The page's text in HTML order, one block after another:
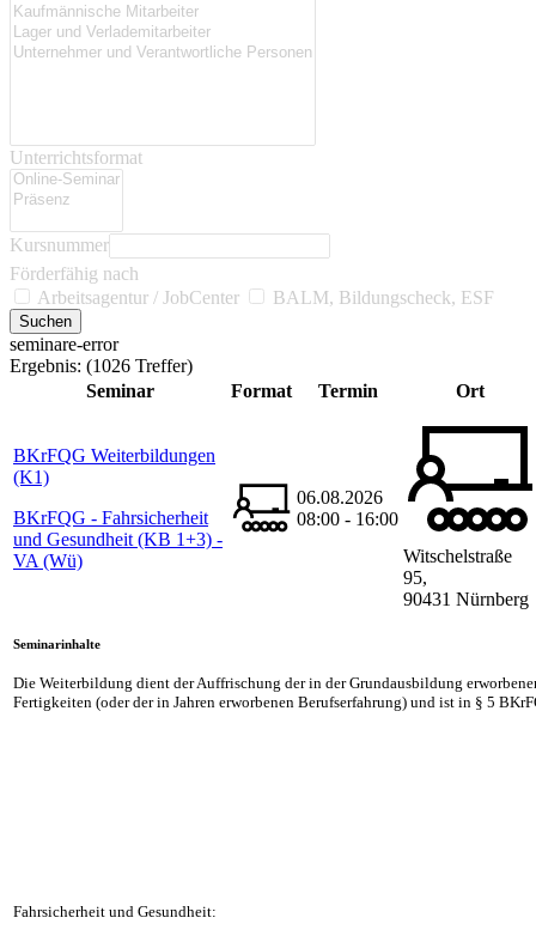
Unterrichtsformat
Kursnummer
Förderfähig nach
Arbeitsagentur / JobCenter
BALM, Bildungscheck, ESF
seminare-error
Ergebnis: (1026 Treffer)
Seminar
Format Termin Ort
BKrFQG Weiterbildungen
(K1)
BKrFQG - Fahrsicherheit
und Gesundheit (KB 1+3) -
VA (Wü)
06.08.2026
08:00 - 16:00
Witschelstraße
95,
90431 Nürnberg
Seminarinhalte
Die Weiterbildung dient der Auffrischung der in der Grundausbildung
Fertigkeiten (oder der in Jahren erworbenen Berufserfahrung) und ist in § 5
Fahrsicherheit und Gesundheit: